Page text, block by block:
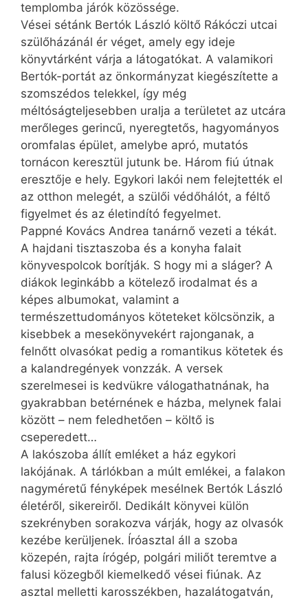
templomba járók közössége.
Vései sétánk Bertók László költő Rákóczi utcai
szülőházánál ér véget, amely egy ideje
könyvtárként várja a látogatókat. A valamikori
Bertók-portát az önkormányzat kiegészítette a
szomszédos telekkel, így még
méltóságteljesebben uralja a területet az utcára
merőleges gerincű, nyeregtetős, hagyományos
oromfalas épület, amelybe apró, mutatós
tornácon keresztül jutunk be. Három fiú útnak
eresztője e hely. Egykori lakói nem felejtették el
az otthon melegét, a szülői védőhálót, a féltő
figyelmet és az életindító fegyelmet.
Pappné Kovács Andrea tanárnő vezeti a tékát.
A hajdani tisztaszoba és a konyha falait
könyvespolcok borítják. S hogy mi a sláger? A
diákok leginkább a kötelező irodalmat és a
képes albumokat, valamint a
természettudományos köteteket kölcsönzik, a
kisebbek a mesekönyvekért rajonganak, a
felnőtt olvasókat pedig a romantikus kötetek és
a kalandregények vonzzák. A versek
szerelmesei is kedvükre válogathatnának, ha
gyakrabban betérnének e házba, melynek falai
között – nem feledhetően – költő is
cseperedett…
A lakószoba állít emléket a ház egykori
lakójának. A tárlókban a múlt emlékei, a falakon
nagyméretű fényképek mesélnek Bertók László
életéről, sikereiről. Dedikált könyvei külön
szekrényben sorakozva várják, hogy az olvasók
kezébe kerüljenek. Íróasztal áll a szoba
közepén, rajta írógép, polgári miliőt teremtve a
falusi közegből kiemelkedő vései fiúnak. Az
asztal melletti karosszékben, hazalátogatván,